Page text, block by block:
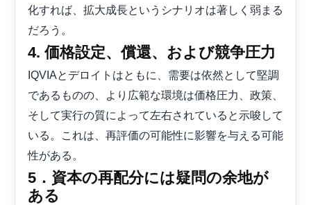
化すれば、拡大成長というシナリオは著しく弱まる
だろう。
4. 価格設定、償還、および競争圧力
IQVIAとデロイトはともに、需要は依然として堅調
であるものの、より広範な環境は価格圧力、政策、
そして実行の質によって左右されていると示唆して
いる。これは、再評価の可能性に影響を与える可能
性がある。
5．資本の再配分には疑問の余地が
ある